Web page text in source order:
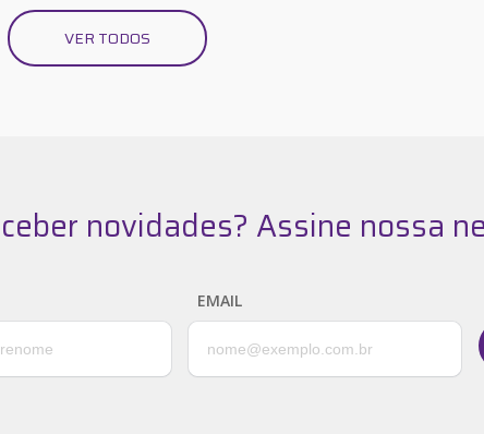
VER TODOS
novidades? Assine nossa
EMAIL